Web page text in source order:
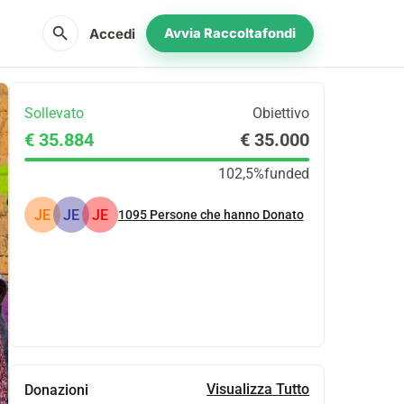
search Accedi Avvia Raccoltafondi
Sollevato Obiettivo
€ 35.884 € 35.000
102,5%funded
JE JE JE 1095 Persone che hanno Donato
Donazioni Visualizza Tutto